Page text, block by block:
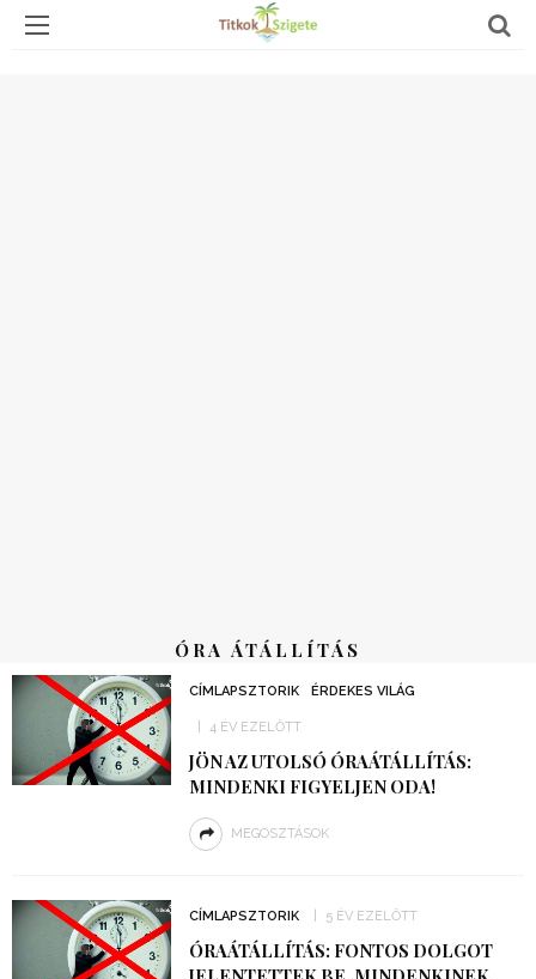
ÓRA ÁTÁLLÍTÁS
CÍMLAPSZTORIK ÉRDEKES VILÁG
4 ÉV EZELŐTT
JÖN AZ UTOLSÓ ÓRAÁTÁLLÍTÁS:
MINDENKI FIGYELJEN ODA!
MEGOSZTÁSOK
CÍMLAPSZTORIK 5 ÉV EZELŐTT
ÓRAÁTÁLLÍTÁS: FONTOS DOLGOT